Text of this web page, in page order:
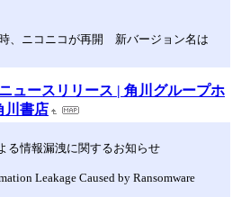
時、ニコニコが再開 新バージョン名は
ニュースリリース | 角川グループホ
川書店
る情報漏洩に関するお知らせ
Leakage Caused by Ransomware